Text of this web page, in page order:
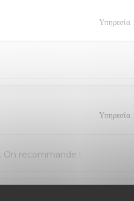
Υπηρεσία:
Υπηρεσία:
On recommande !